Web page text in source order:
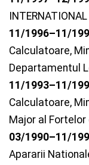
11/1996–11/
Calculatoare,
Departamentul
11/1993–11/
Calculatoare,
Major al
03/1990–11/
Apararii